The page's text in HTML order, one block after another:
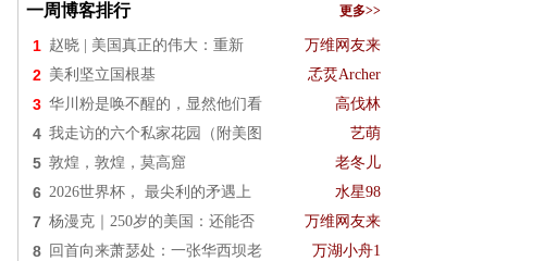
一周博客排行 更多>>
1 赵晓 | 美国真正的伟大：重新 万维网友来
2 美利坚立国根基 孞烎Archer
3 华川粉是唤不醒的，显然他们看 高伐林
4 我走访的六个私家花园（附美图 艺萌
5 敦煌，敦煌，莫高窟 老冬儿
6 2026世界杯， 最尖利的矛遇上 水星98
7 杨漫克｜250岁的美国：还能否 万维网友来
8 回首向来萧瑟处：一张华西坝老 万湖小舟1